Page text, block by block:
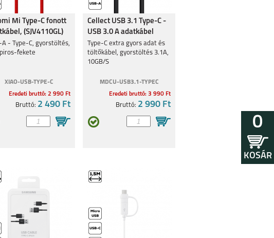
Mi Type-C fonott
(SJV4110GL)
A - Type-C, gyorstöltés,
fekete
XIAO-USB-TYPE-C
Eredeti bruttó: 2 990 Ft
Bruttó: 2 490 Ft
Cellect USB 3.1 Type-C -
USB 3.0 A adatkábel
Type-C extra gyors adat és
töltőkábel, gyorstöltés 3.1A,
10GB/S
MDCU-USB3.1-TYPEC
Eredeti bruttó: 3 990 Ft
Bruttó: 2 990 Ft
0
KOSÁR